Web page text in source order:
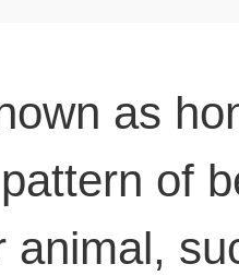
as
of
animal,